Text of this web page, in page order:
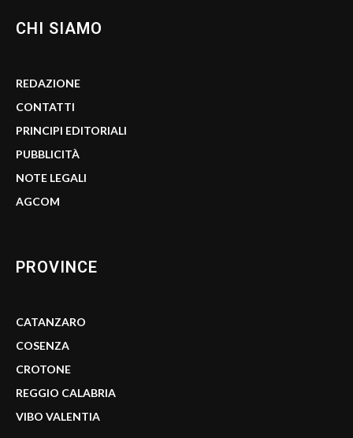
CHI SIAMO
REDAZIONE
CONTATTI
PRINCIPI EDITORIALI
PUBBLICITÀ
NOTE LEGALI
AGCOM
PROVINCE
CATANZARO
COSENZA
CROTONE
REGGIO CALABRIA
VIBO VALENTIA